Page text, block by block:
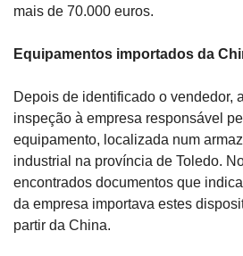
mais de 70.000 euros.
Equipamentos importados da
Depois de identificado o vendedor,
inspeção à empresa responsável
equipamento, localizada num
industrial na província de Toledo.
encontrados documentos que
da empresa importava estes
partir da China.